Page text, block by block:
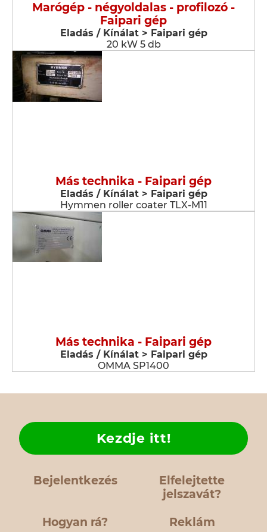
Marógép - négyoldalas - profilozó -
Faipari gép
Eladás / Kínálat > Faipari gép
20 kW 5 db
Más technika - Faipari gép
Eladás / Kínálat > Faipari gép
Hymmen roller coater TLX-M11
Más technika - Faipari gép
Eladás / Kínálat > Faipari gép
OMMA SP1400
Bejelentkezés
Elfelejtette
jelszavát?
Hogyan rá?
Kezdje itt!
Reklám